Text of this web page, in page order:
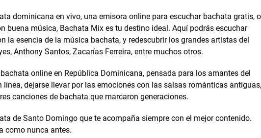
dominicana en vivo, una emisora online para escuchar bachata gratis, o
buena música, Bachata Mix es tu destino ideal. Aquí podrás escuchar
la esencia de la música bachata, y redescubrir los grandes artistas del
Anthony Santos, Zacarías Ferreira, entre muchos otros.
online en República Dominicana, pensada para los amantes del
dejarse llevar por las emociones con las salsas románticas antiguas,
canciones de bachata que marcaron generaciones.
de Santo Domingo que te acompaña siempre con el mejor contenido.
como nunca antes.